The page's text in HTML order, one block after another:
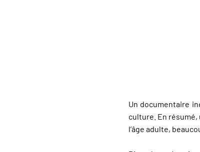
Un documentaire
culture. En résumé,
l’âge adulte,